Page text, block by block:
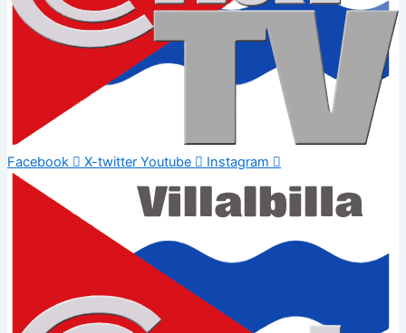
Facebook X-twitter Youtube Instagram